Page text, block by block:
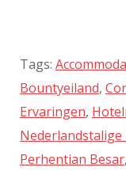
Tags:
Bountyeiland,
Ervaringen,
Perhentian Besar,